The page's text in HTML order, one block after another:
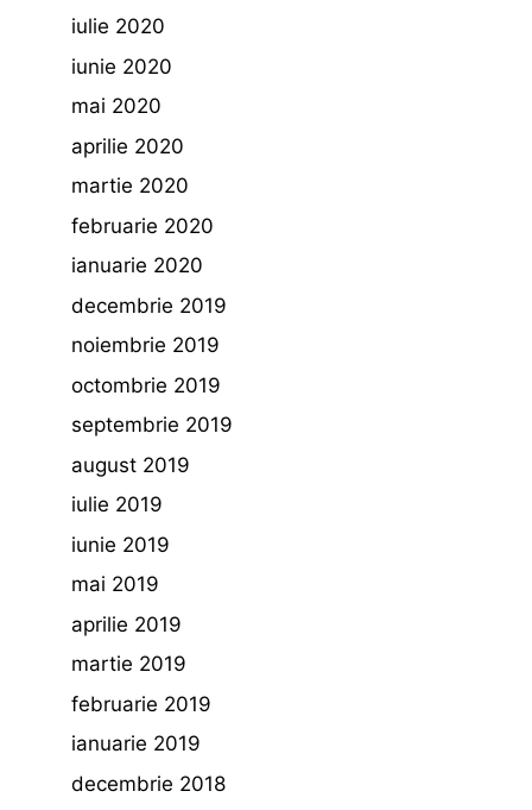
iulie 2020
iunie 2020
mai 2020
aprilie 2020
martie 2020
februarie 2020
ianuarie 2020
decembrie 2019
noiembrie 2019
octombrie 2019
septembrie 2019
august 2019
iulie 2019
iunie 2019
mai 2019
aprilie 2019
martie 2019
februarie 2019
ianuarie 2019
decembrie 2018